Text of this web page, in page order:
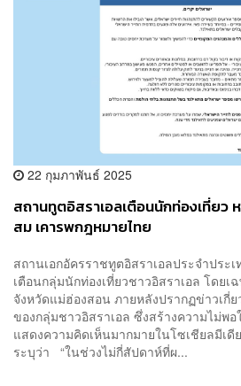
22 กุมภาพันธ์ 2025
สถานทูตอิสราเอลเตือนนักท่องเที่ยว
สม เคารพกฎหมายไทย
สถานเอกอัครราชทูตอิสราเอลประจำประ
เตือนกลุ่มนักท่องเที่ยวชาวอิสราเอล โดยเ
จังหวัดแม่ฮ่องสอน ภายหลังปรากฏข่าวเกี่
ของกลุ่มชาวอิสราเอล ซึ่งสร้างความไม่พ
แสดงความคิดเห็นมากมายในโซเชียลมี
ระบุว่า “ในช่วงไม่กี่สัปดาห์ที่ผ...